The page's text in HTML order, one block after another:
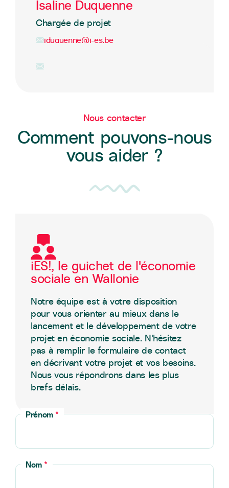
Isaline Duquenne
Chargée de projet
iduquenne@i-es.be
Nous contacter
Comment pouvons-nous
vous aider ?
iES!, le guichet de l'économie
sociale en Wallonie
Notre équipe est à votre disposition
pour vous orienter au mieux dans le
lancement et le développement de votre
projet en économie sociale. N'hésitez
pas à remplir le formulaire de contact
en décrivant votre projet et vos besoins.
Nous vous répondrons dans les plus
brefs délais.
Prénom *
Nom *